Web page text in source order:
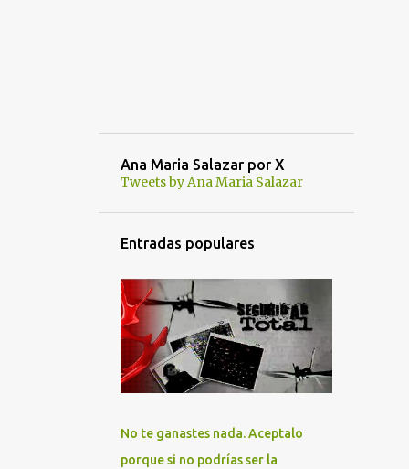
Ana Maria Salazar por X
Tweets by Ana Maria Salazar
Entradas populares
No te ganastes nada. Aceptalo
porque si no podrías ser la